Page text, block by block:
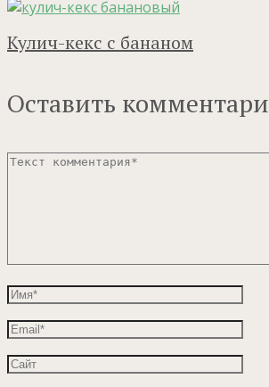
Кулич-кекс с бананом
Оставить